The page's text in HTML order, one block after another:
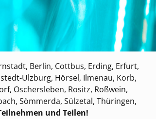
Berlin, Cottbus, Erding, Erfurt,
Ulzburg, Hörsel, Ilmenau, Korb,
Oschersleben, Rositz, Roßwein,
Sömmerda, Sülzetal, Thüringen,
und Teilen!